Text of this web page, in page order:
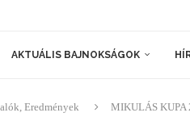
AKTUÁLIS BAJNOKSÁGOK
Eredmények MIKULÁS KUPA